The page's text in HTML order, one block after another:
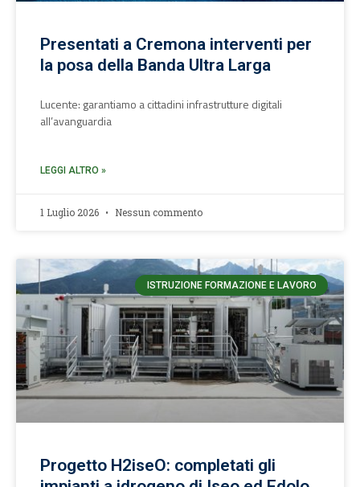
Presentati a Cremona interventi per
la posa della Banda Ultra Larga
Lucente: garantiamo a cittadini infrastrutture digitali
all’avanguardia
LEGGI ALTRO »
1 Luglio 2026 Nessun commento
ISTRUZIONE FORMAZIONE E LAVORO
Progetto H2iseO: completati gli